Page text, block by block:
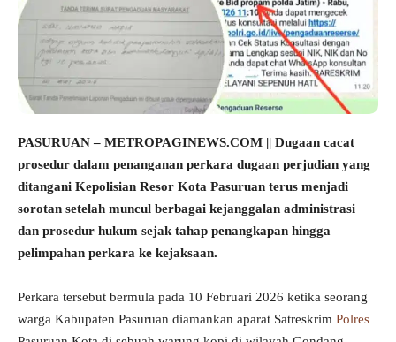
PASURUAN – METROPAGINEWS.COM || Dugaan cacat
prosedur dalam penanganan perkara dugaan perjudian yang
ditangani Kepolisian Resor Kota Pasuruan terus menjadi
sorotan setelah muncul berbagai kejanggalan administrasi
dan prosedur hukum sejak tahap penangkapan hingga
pelimpahan perkara ke kejaksaan.
Perkara tersebut bermula pada 10 Februari 2026 ketika seorang
warga Kabupaten Pasuruan diamankan aparat Satreskrim Polres